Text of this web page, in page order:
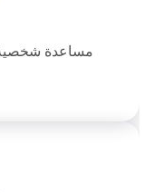
مساعدة شخصية